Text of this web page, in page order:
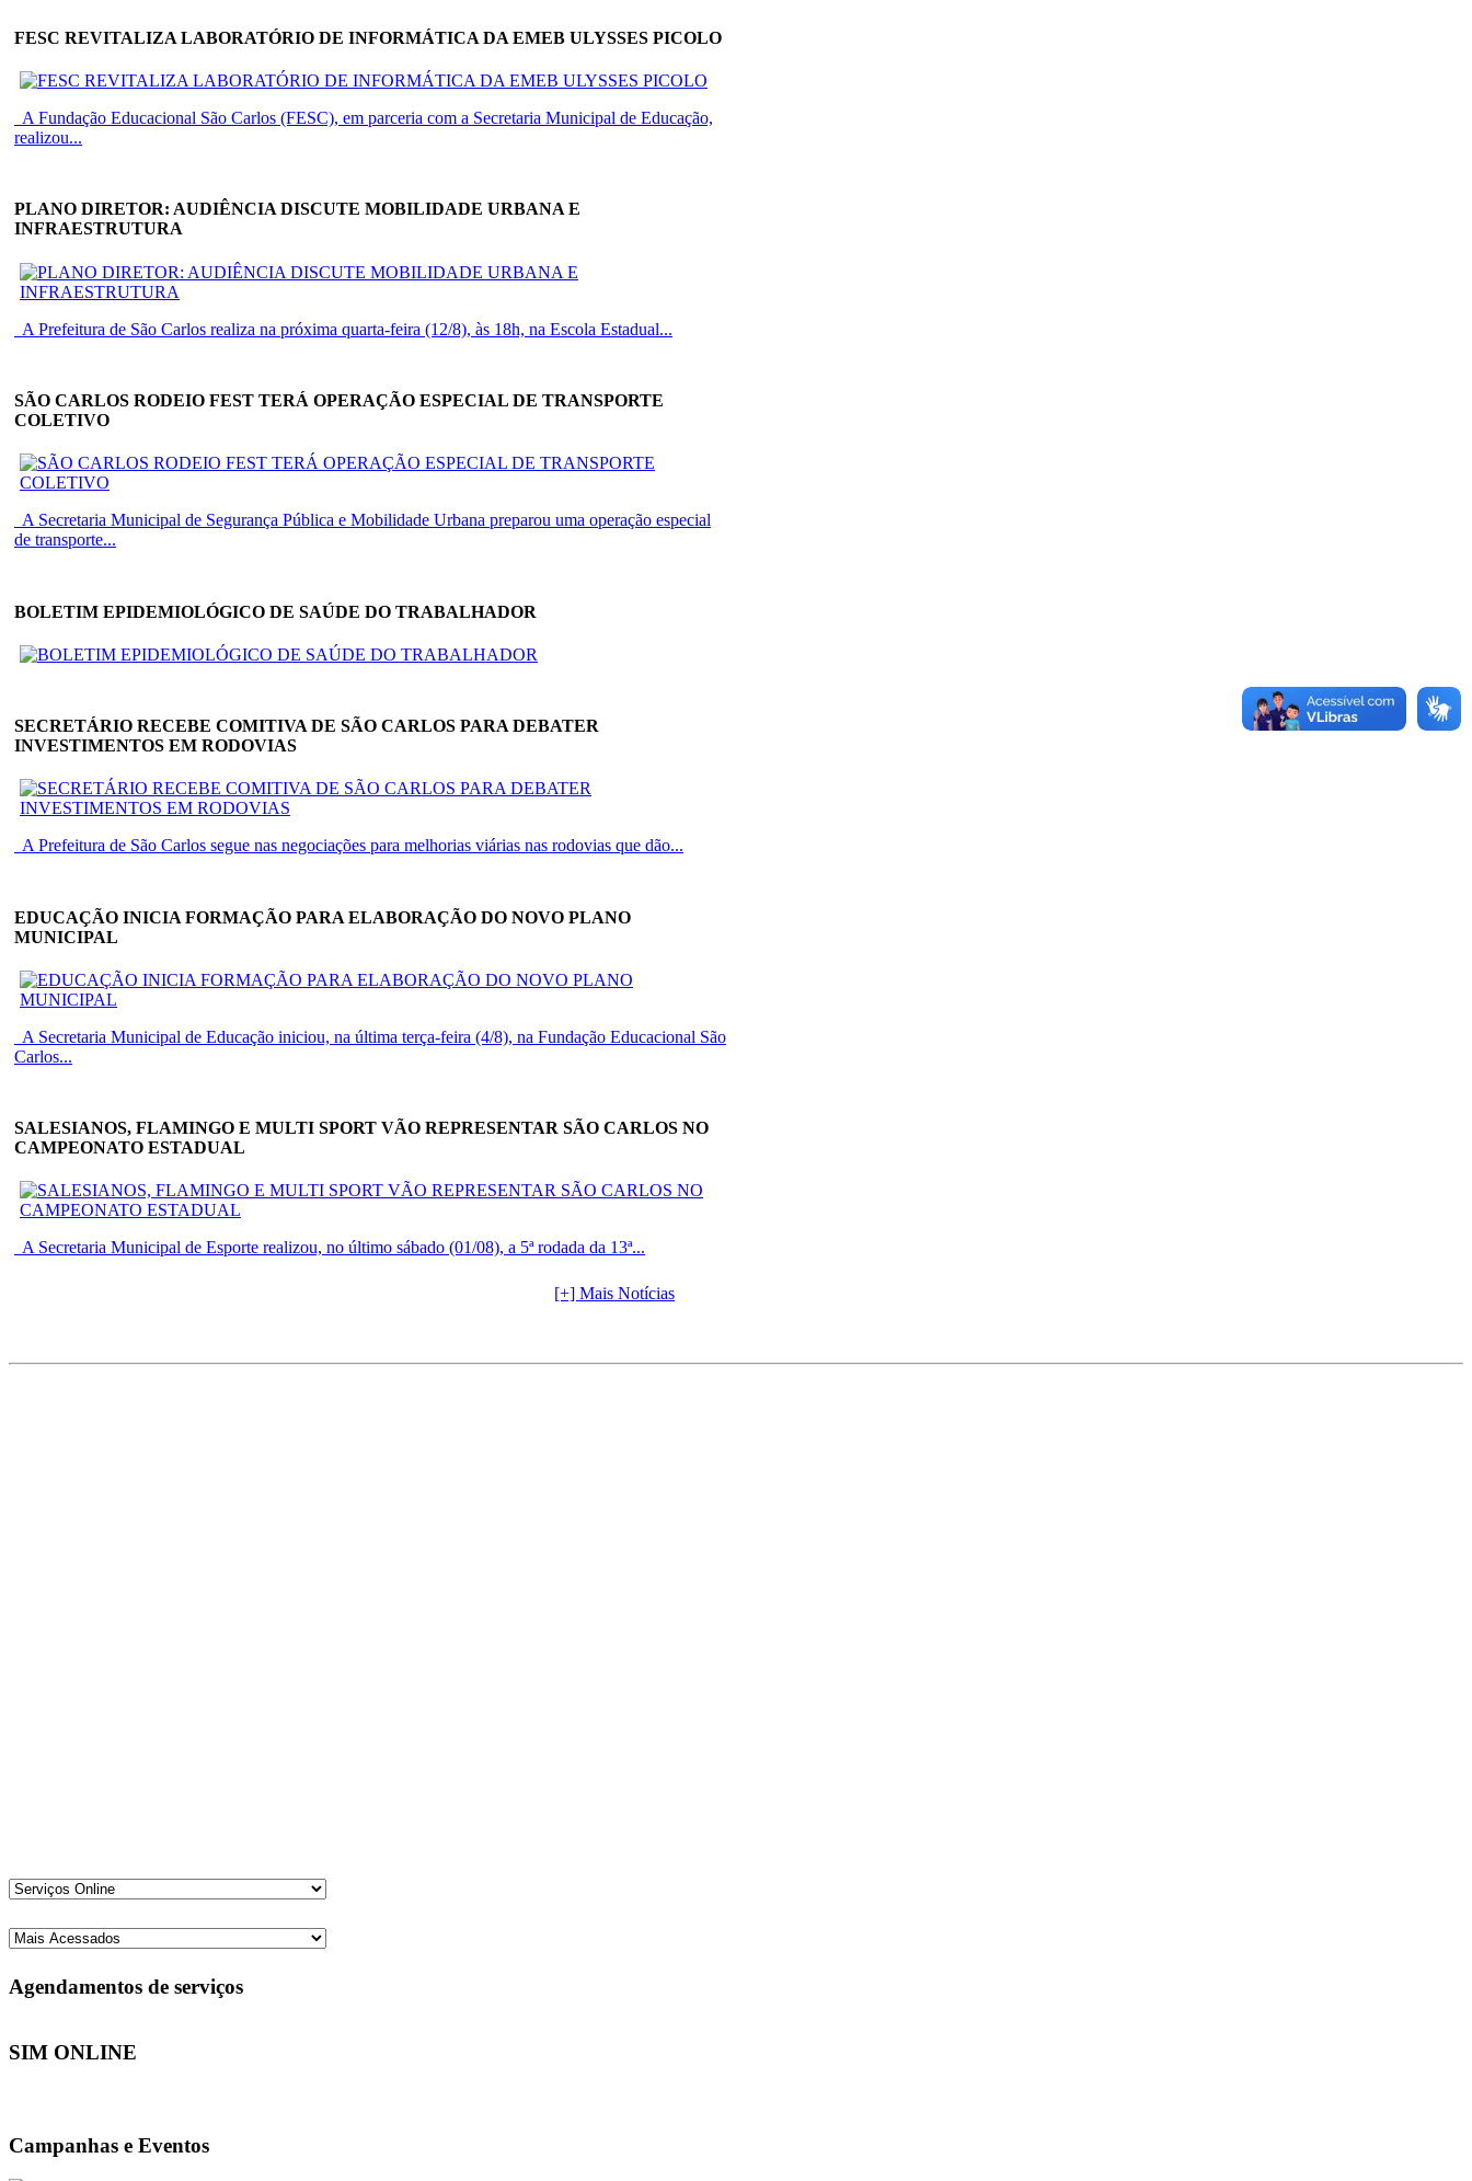
FESC REVITALIZA LABORATÓRIO DE INFORMÁTICA DA EMEB ULYSSES PICOLO
A Fundação Educacional São Carlos (FESC), em parceria com a Secretaria Municipal de Educação,
realizou...
PLANO DIRETOR: AUDIÊNCIA DISCUTE MOBILIDADE URBANA E
INFRAESTRUTURA
A Prefeitura de São Carlos realiza na próxima quarta-feira (12/8), às 18h, na Escola Estadual...
SÃO CARLOS RODEIO FEST TERÁ OPERAÇÃO ESPECIAL DE TRANSPORTE
COLETIVO
A Secretaria Municipal de Segurança Pública e Mobilidade Urbana preparou uma operação especial
de transporte...
BOLETIM EPIDEMIOLÓGICO DE SAÚDE DO TRABALHADOR
SECRETÁRIO RECEBE COMITIVA DE SÃO CARLOS PARA DEBATER
INVESTIMENTOS EM RODOVIAS
A Prefeitura de São Carlos segue nas negociações para melhorias viárias nas rodovias que dão...
EDUCAÇÃO INICIA FORMAÇÃO PARA ELABORAÇÃO DO NOVO PLANO
MUNICIPAL
A Secretaria Municipal de Educação iniciou, na última terça-feira (4/8), na Fundação Educacional São
Carlos...
SALESIANOS, FLAMINGO E MULTI SPORT VÃO REPRESENTAR SÃO CARLOS NO
CAMPEONATO ESTADUAL
A Secretaria Municipal de Esporte realizou, no último sábado (01/08), a 5ª rodada da 13ª...
[+] Mais Notícias
Agendamentos de serviços
SIM ONLINE
Campanhas e Eventos